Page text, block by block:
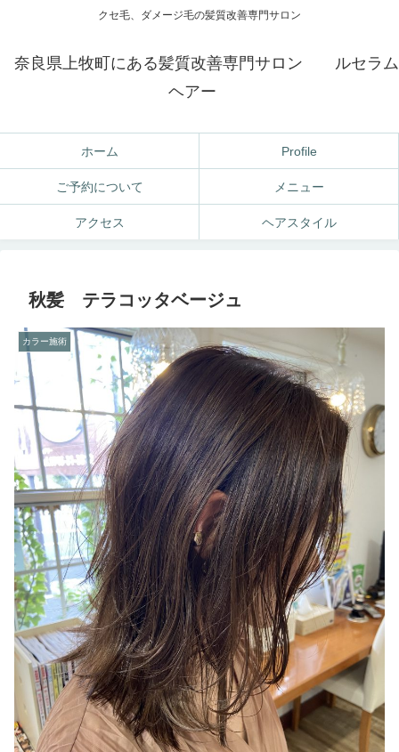
クセ毛、ダメージ毛の髪質改善専門サロン
奈良県上牧町にある髪質改善専門サロン ルセラム
ヘアー
ホーム Profile
ご予約について メニュー
アクセス ヘアスタイル
秋髪 テラコッタベージュ
カラー施術